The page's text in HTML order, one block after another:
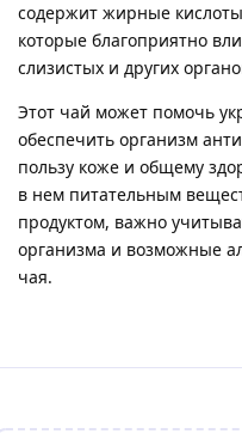
содержит жирные
которые благоприятно
слизистых и других
Этот чай может помочь
обеспечить организм
пользу коже и общему
в нем питательным
продуктом, важно
организма и возможные
чая.